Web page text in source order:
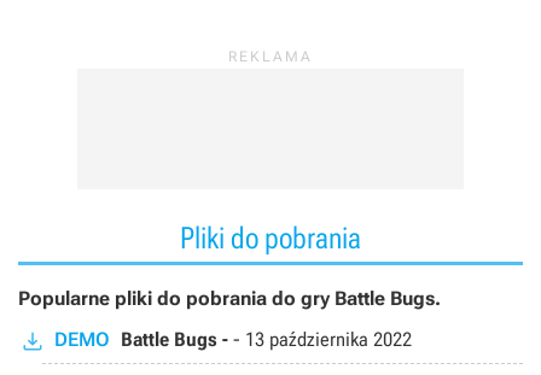
Pliki do pobrania
Popularne pliki do pobrania do gry Battle Bugs.
DEMO Battle Bugs - - 13 października 2022